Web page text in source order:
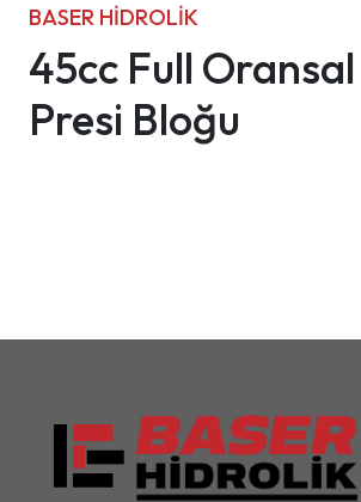
BASER HIDROLIK
45cc Full Oransal
Presi Bloğu